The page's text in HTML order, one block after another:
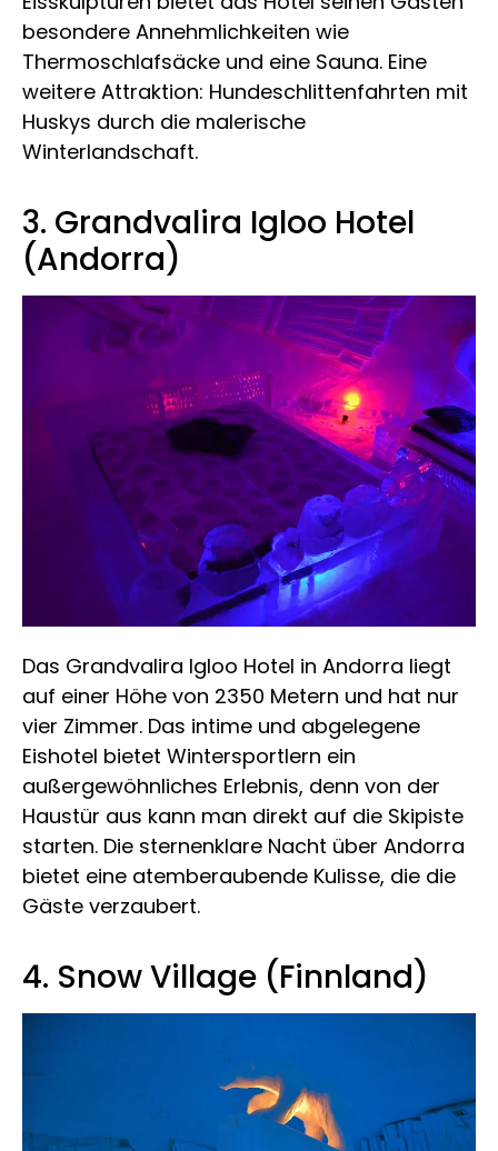
besondere Annehmlichkeiten wie
Thermoschlafsäcke und eine Sauna. Eine
weitere Attraktion: Hundeschlittenfahrten mit
Huskys durch die malerische
Winterlandschaft.
3. Grandvalira Igloo Hotel
(Andorra)
Das Grandvalira Igloo Hotel in Andorra liegt
auf einer Höhe von 2350 Metern und hat nur
vier Zimmer. Das intime und abgelegene
Eishotel bietet Wintersportlern ein
außergewöhnliches Erlebnis, denn von der
Haustür aus kann man direkt auf die Skipiste
starten. Die sternenklare Nacht über Andorra
bietet eine atemberaubende Kulisse, die die
Gäste verzaubert.
4. Snow Village (Finnland)